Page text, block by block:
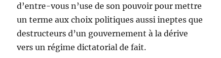
d’entre-vous n’use de son pouvoir pour mettre
un terme aux choix politiques aussi ineptes que
destructeurs d’un gouvernement à la dérive
vers un régime dictatorial de fait.